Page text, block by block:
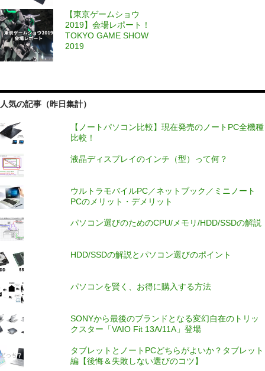
【東京ゲームショウ
2019】会場レポート！
TOKYO GAME SHOW
2019
人気の記事（昨日集計）
【ノートパソコン比較】現在発売のノートPC全機種
比較！
液晶ディスプレイのインチ（型）って何？
ウルトラモバイルPC／ネットブック／ミニノート
PCのメリット・デメリット
パソコン選びのためのCPU/メモリ/HDD/SSDの解説
HDD/SSDの解説とパソコン選びのポイント
パソコンを賢く、お得に購入する方法
SONYから最後のブランドとなる変幻自在のトリッ
クスター「VAIO Fit 13A/11A」登場
タブレットとノートPCどちらがよいか？タブレット
編【後悔＆失敗しない選びのコツ】